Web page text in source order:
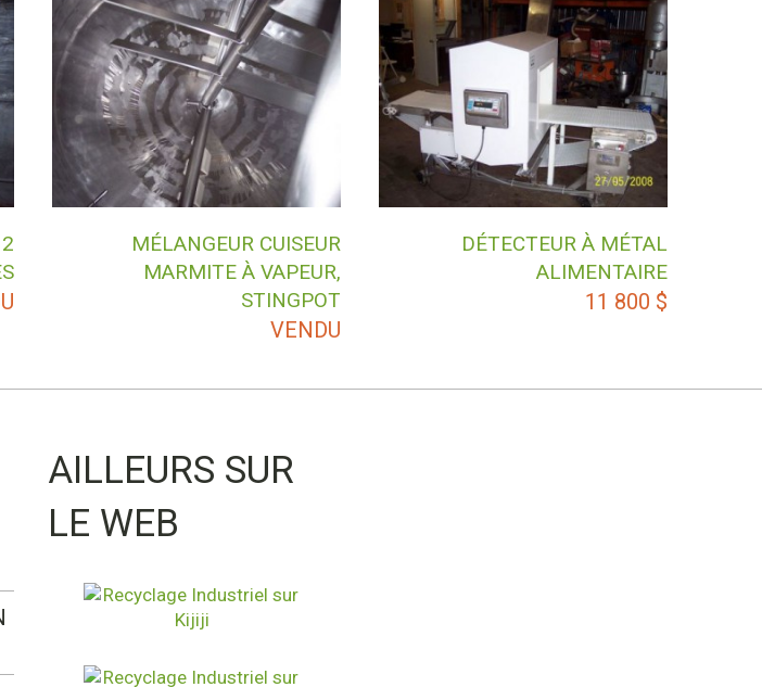
MÉLANGEUR CUISEUR
MARMITE À VAPEUR,
STINGPOT
VENDU
DÉTECTEUR À MÉTAL
ALIMENTAIRE
11 800 $
AILLEURS SUR
LE WEB